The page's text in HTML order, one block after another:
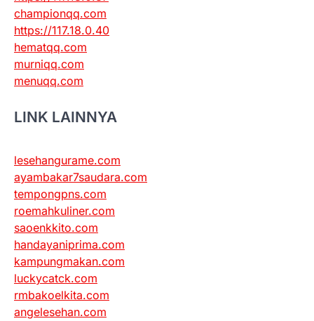
championqq.com
https://117.18.0.40
hematqq.com
murniqq.com
menuqq.com
LINK LAINNYA
lesehangurame.com
ayambakar7saudara.com
tempongpns.com
roemahkuliner.com
saoenkkito.com
handayaniprima.com
kampungmakan.com
luckycatck.com
rmbakoelkita.com
angelesehan.com